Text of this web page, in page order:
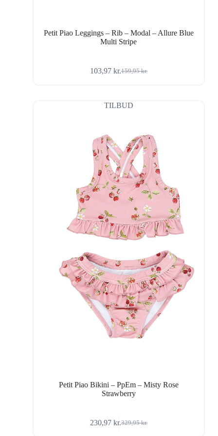
Petit Piao Leggings – Rib – Modal – Allure Blue
Multi Stripe
159,95kr.
Den
var:
159,95 kr..
103,97 kr.Den
er:
103,97 kr..
TILBUD
Petit Piao Bikini – PpEm – Misty Rose
Strawberry
329,95kr.
Den
230,97 kr.Den